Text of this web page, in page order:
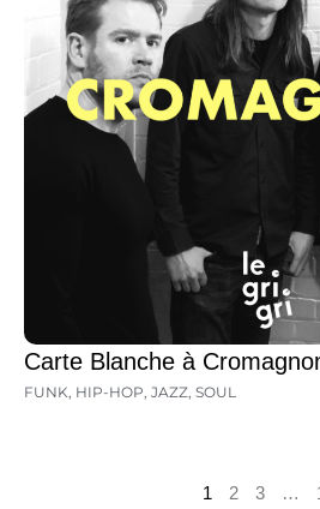
Carte Blanche à
FUNK, HIP-HOP, JAZZ, SOUL
1 2 3 …